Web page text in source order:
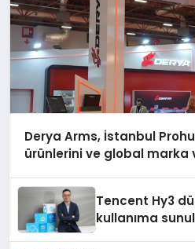
Derya Arms, İstanbul
ürünlerini ve global marka
Tencent Hy3
kullanıma